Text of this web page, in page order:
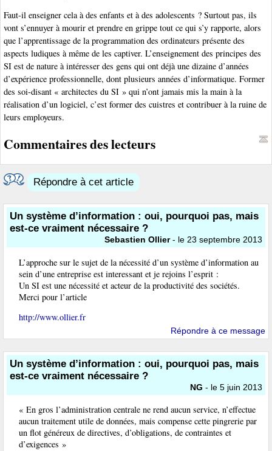
Faut-il enseigner cela à des enfants et à des adolescents ? Surtout pas, ils
vont s’ennuyer à mourir et prendre en grippe tout ce qui s’y rapporte, alors
que l’apprentissage de la programmation des ordinateurs présente des
aspects ludiques à même de les captiver. L’enseignement des principes des
SI est de nature à intéresser des gens qui ont déjà une dizaine d’années
d’expérience professionnelle, dont plusieurs années d’informatique. Former
des soi-disant « architectes du SI » qui n’ont jamais mis la main à la
réalisation d’un logiciel, c’est former des cuistres et contribuer à la ruine de
leurs employeurs.
Commentaires des lecteurs
Répondre à cet article
Un système d’information : oui, pourquoi pas, mais
est-ce vraiment nécessaire ?
Sebastien Ollier- le 23 septembre 2013
L’approche sur le sujet de la nécessité d’un système d’information au
sein d’une entreprise est interessant et je rejoins l’esprit :
Un SI est une nécessité et acteur de la productivité des sociétés.
Merci pour l’article
http://www.ollier.fr
Répondre à ce message
Un système d’information : oui, pourquoi pas, mais
est-ce vraiment nécessaire ?
NG - le 5 juin 2013
« En gros l’administration centrale ne rend aucun service, n’effectue
aucun traitement utile de données, mais compense cette pingrerie par
un flot généreux de directives, d’obligations, de contraintes et
d’exigences »